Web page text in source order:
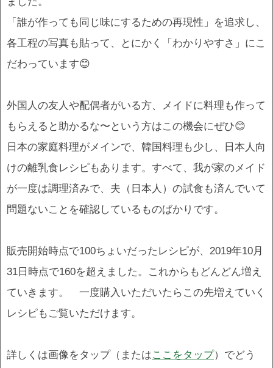
「誰が作っても同じ味にするための再現性」を追求し、
各工程の写真も貼って、とにかく「わかりやすさ」にこ
だわっています😊
外国人の友人や配偶者がいる方、メイドに料理も作って
もらえると助かるな〜という方はこの機会にぜひ😊
日本の家庭料理がメインで、韓国料理も少し、日本人向
けの離乳食レシピもあります。すべて、我が家のメイド
が一度は調理済みで、夫（日本人）の試食も済んでいて
問題ないことを確認しているものばかりです。
販売開始時点で100ちょいだったレシピが、2019年10月
31日時点で160を超えました。これからもどんどん増え
ていきます。 一度購入いただいたらこの先増えていく
レシピもご覧いただけます。
詳しくは画像をタップ（またはここをタップ）でどう